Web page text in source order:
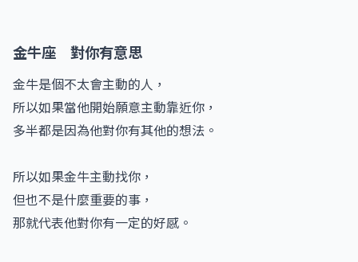
金牛座 對你有意思
金牛是個不太會主動的人，
所以如果當他開始願意主動靠近你，
多半都是因為他對你有其他的想法。
所以如果金牛主動找你，
但也不是什麼重要的事，
那就代表他對你有一定的好感。